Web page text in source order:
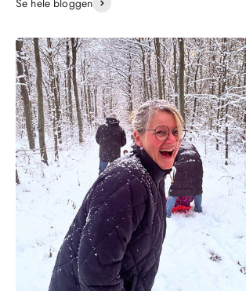
Se hele bloggen